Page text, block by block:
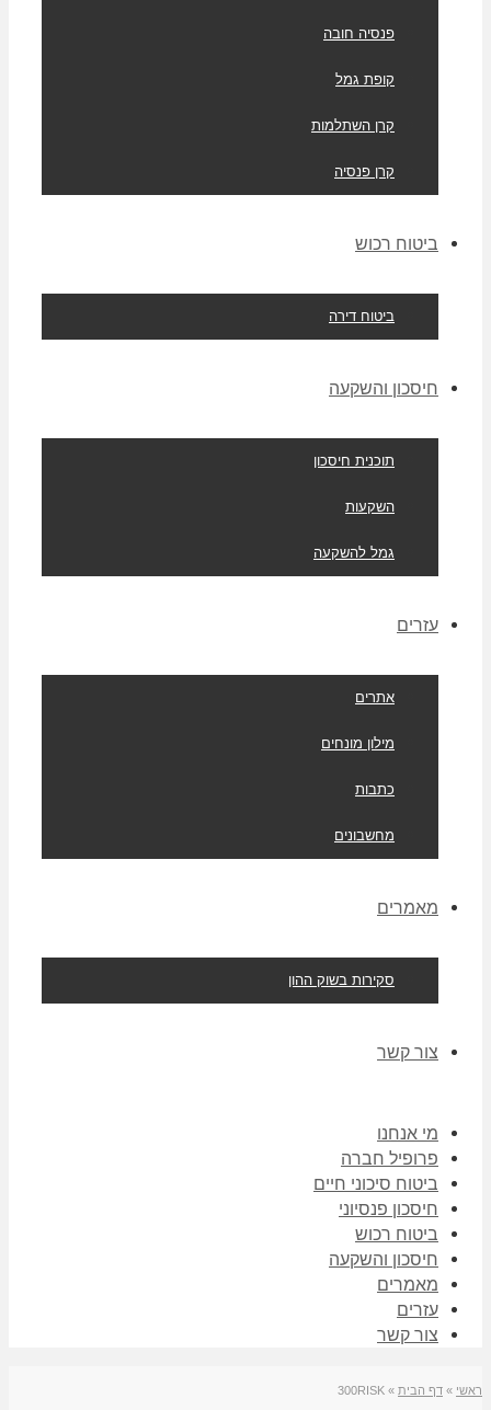
פנסיה חובה
קופת גמל
קרן השתלמות
קרן פנסיה
ביטוח רכוש
ביטוח דירה
חיסכון והשקעה
תוכנית חיסכון
השקעות
גמל להשקעה
עזרים
אתרים
מילון מונחים
כתבות
מחשבונים
מאמרים
סקירות בשוק ההון
צור קשר
מי אנחנו
פרופיל חברה
ביטוח סיכוני חיים
חיסכון פנסיוני
ביטוח רכוש
חיסכון והשקעה
מאמרים
עזרים
צור קשר
ראשי » דף הבית »
300RISK